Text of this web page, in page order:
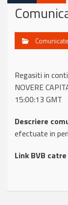
Comunicate
Regasiti in
NOVERE
15:00:13 GMT
Descriere
efectuate in
Link BVB